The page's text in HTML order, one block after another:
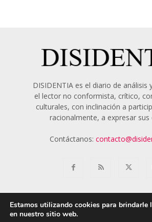
DISIDENTIA es el diario de análisis
el lector no conformista, crítico,
culturales, con inclinación a
racionalmente, a expresar sus
Contáctanos:
Estamos utilizando cookies para brindarle
en nuestro sitio web.